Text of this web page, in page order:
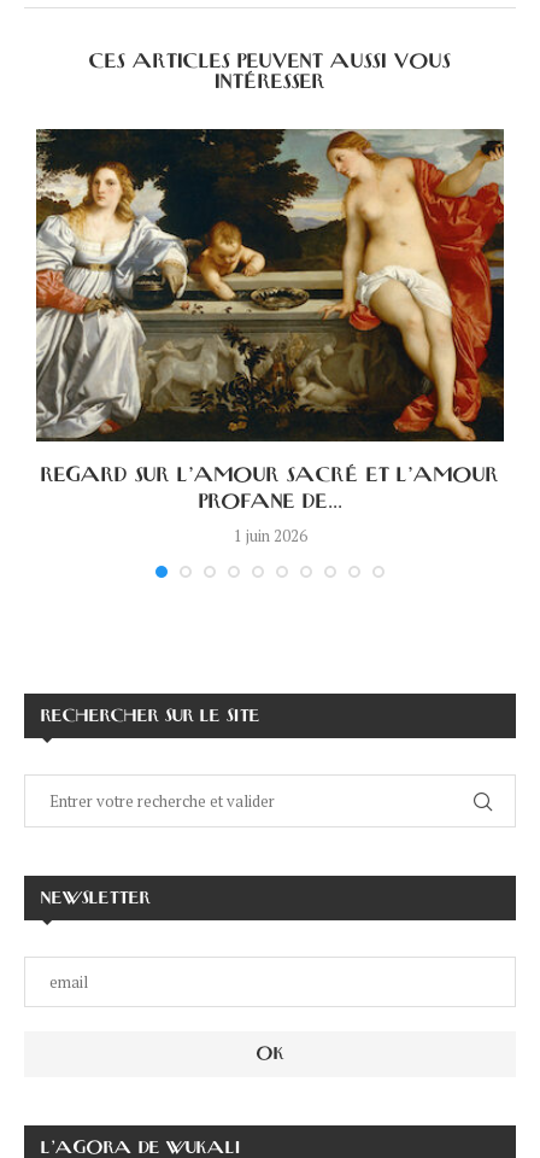
CES ARTICLES PEUVENT AUSSI VOUS
INTÉRESSER
REGARD SUR L’AMOUR SACRÉ ET L’AMOUR
PROFANE DE...
1 juin 2026
RECHERCHER SUR LE SITE
NEWSLETTER
L’AGORA DE WUKALI